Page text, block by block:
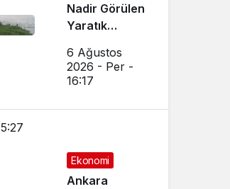
Nadir Görülen
Yaratık
6 Ağustos
2026 - Per -
16:17
Ekonomi
Ankara